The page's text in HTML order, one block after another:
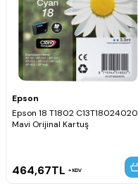
Epson
Epson 18 T1802 C13T18024020
Mavi Orijinal Kartuş
464,67TL KDV